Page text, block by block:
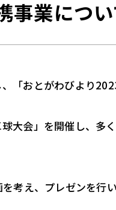
事業につ
「おとがわびより
大会」を開催し、多
考え、プレゼンを